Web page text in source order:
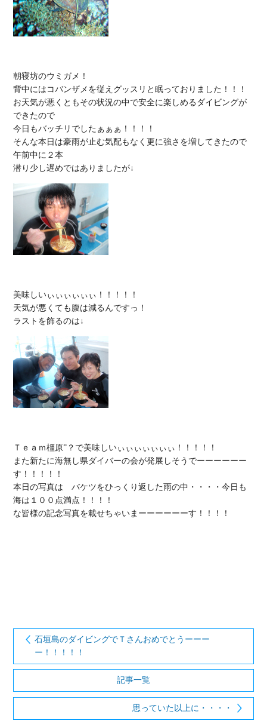
朝寝坊のウミガメ！
背中にはコバンザメを従えグッスリと眠っておりました！！！
お天気が悪くともその状況の中で安全に楽しめるダイビングが
できたので
今日もバッチリでしたぁぁぁ！！！！
そんな本日は豪雨が止む気配もなく更に強さを増してきたので
午前中に２本
美味しいぃぃぃぃぃぃ！！！！！
天気が悪くても腹は減るんですっ！
Ｔｅａｍ橿原”？で美味しいぃぃぃぃぃぃぃ！！！！！
また新たに海無し県ダイバーの会が発展しそうでーーーーーー
す！！！！！
本日の写真は　バケツをひっくり返した雨の中・・・・今日も
海は１００点満点！！！！
な皆様の記念写真を載せちゃいまーーーーーーす！！！！
石垣島のダイビングでＴさんおめでとうーーー
ー！！！！！
記事一覧
思っていた以上に・・・・